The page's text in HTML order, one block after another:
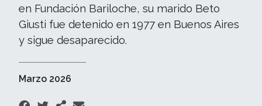
en Fundación Bariloche, su marido Beto
Giusti fue detenido en 1977 en Buenos Aires
y sigue desaparecido.
Marzo 2026